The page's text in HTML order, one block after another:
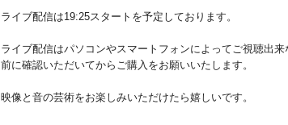
ライブ配信は19:25スタートを予定しております。
ライブ配信はパソコンやスマートフォンによってご視聴出
前に確認いただいてからご購入をお願いいたします。
映像と音の芸術をお楽しみいただけたら嬉しいです。